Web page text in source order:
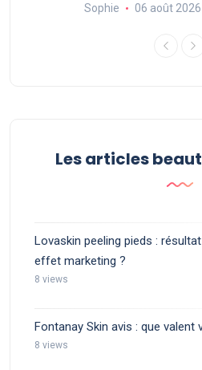
Sophie 06 août 2026
Les articles
Lovaskin peeling pieds :
effet marketing ?
8 views
Fontanay Skin avis : que valent
8 views